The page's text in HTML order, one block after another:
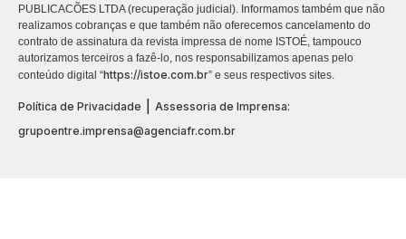
PUBLICACÕES LTDA (recuperação judicial). Informamos também que não
realizamos cobranças e que também não oferecemos cancelamento do
contrato de assinatura da revista impressa de nome ISTOÉ, tampouco
autorizamos terceiros a fazê-lo, nos responsabilizamos apenas pelo
conteúdo digital “https://istoe.com.br” e seus respectivos sites.
Política de Privacidade
Assessoria de Imprensa:
grupoentre.imprensa@agenciafr.com.br